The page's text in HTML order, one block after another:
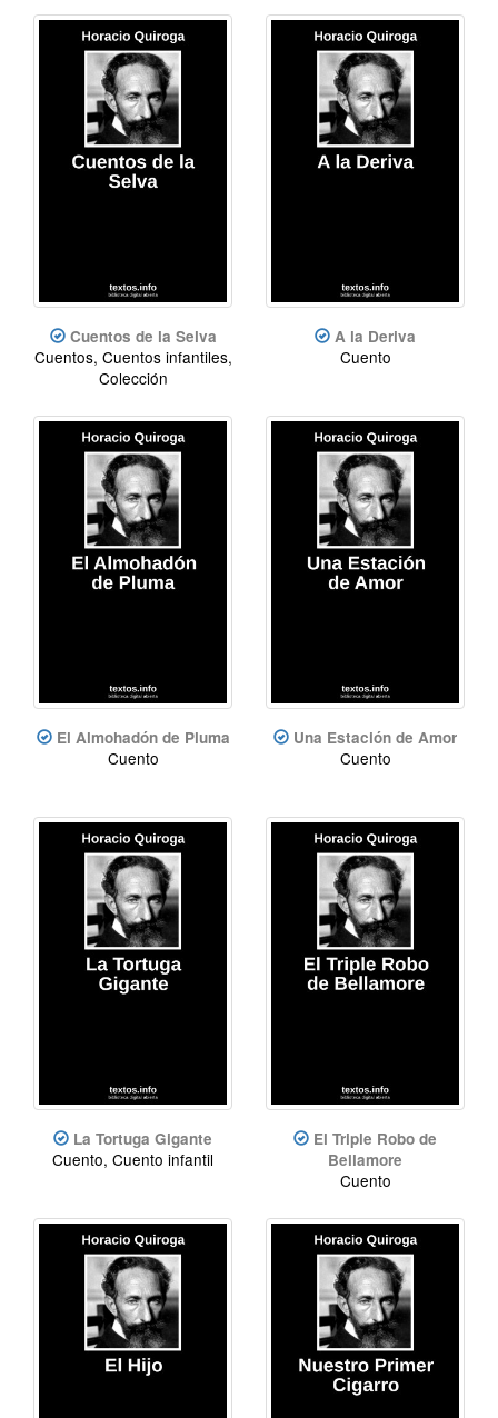
Cuentos de la Selva
Cuentos, Cuentos infantiles,
Colección
A la Deriva
Cuento
El Almohadón de Pluma
Cuento
Una Estación de Amor
Cuento
La Tortuga Gigante
Cuento, Cuento infantil
El Triple Robo de
Bellamore
Cuento